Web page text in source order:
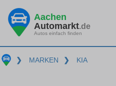
Aachen
Automarkt.de
Autos einfach finden
❯ MARKEN ❯ KIA